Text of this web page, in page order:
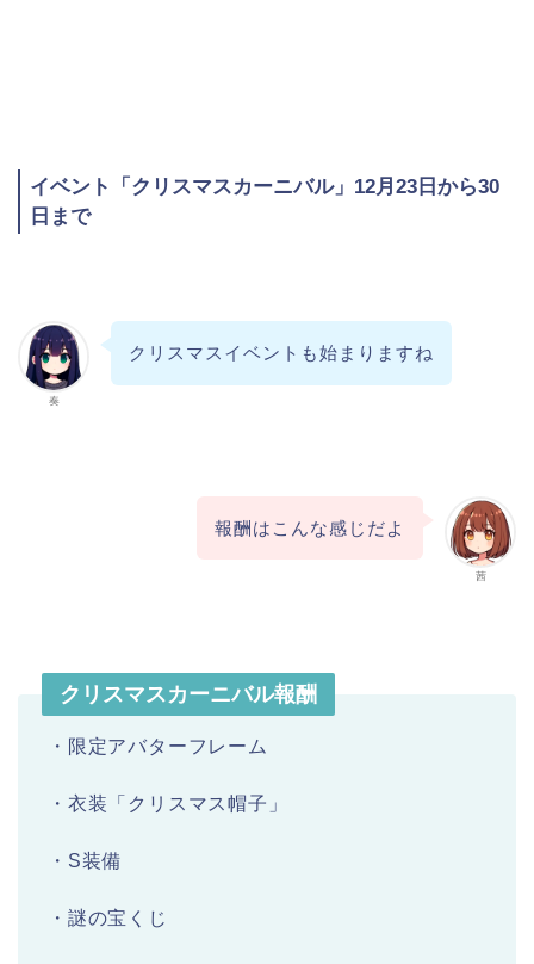
イベント「クリスマスカーニバル」12月23日から30
日まで
奏
クリスマスイベントも始まりますね
茜
報酬はこんな感じだよ
クリスマスカーニバル報酬
・限定アバターフレーム
・衣装「クリスマス帽子」
・S装備
・謎の宝くじ